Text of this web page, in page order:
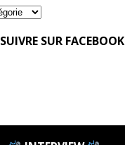
SUIVRE SUR FACEBOOK